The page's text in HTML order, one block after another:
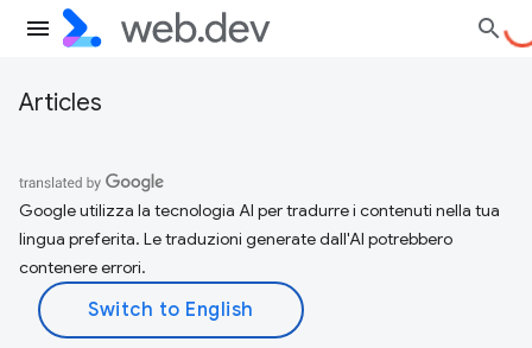
Articles
Google utilizza la tecnologia AI per tradurre i contenuti nella tua
lingua preferita. Le traduzioni generate dall'AI potrebbero
contenere errori.